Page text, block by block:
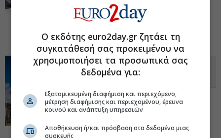
πλάνο ανάπτυξης, επενδύοντας σε νέες
παραγωγικές δυνατότητες και σύγχρονες
κατηγορίες, όπως plant-based λύσεις,
Γερμανία: Φόρος στα αναψυκτικά
που περιέχουν ζάχαρη από το 2028
Στόχος η μείωση της παχυσαρκίας η
βελτίωση του συστήματος υγείας. Τα
έσοδα από τη φορολόγηση εκτιμώνται σε
450 εκατ. ευρώ. Υποστηρίζεται από τα
περισσότερα κόμματα.
29 Απρ 2026 - 16:02
Ο εκδότης euro2day.gr ζητάει τη
συγκατάθεσή σας προκειμένου να
χρησιμοποιήσει τα προσωπικά σας
δεδομένα για:
Εξατομικευμένη διαφήμιση και περιεχόμενο,
μέτρηση διαφήμισης και περιεχομένου, έρευνα
κοινού και ανάπτυξη υπηρεσιών
Αποθήκευση ή/και πρόσβαση στα δεδομένα μιας
συσκευής